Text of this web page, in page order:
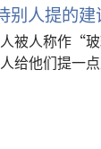
别人提的建
被人称作“
给他们提一